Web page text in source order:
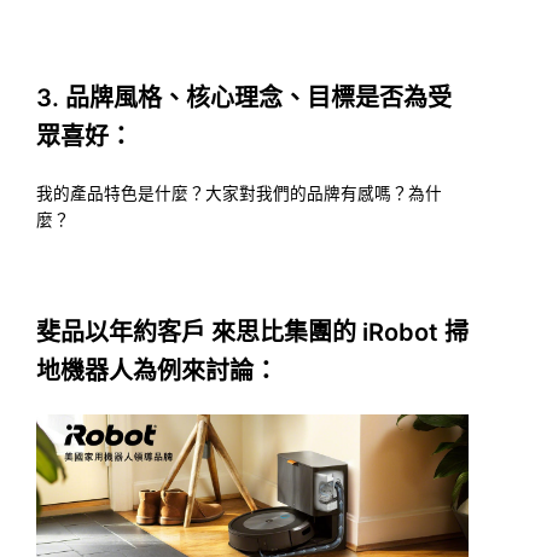
3. 品牌風格、核心理念、目標是否為受
眾喜好：
我的產品特色是什麼？大家對我們的品牌有感嗎？為什
麼？
斐品以年約客戶 來思比集團的 iRobot 掃
地機器人為例來討論：